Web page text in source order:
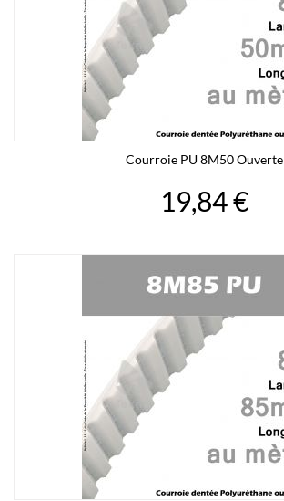
Courroie PU 8M50 Ouverte
19,84 €